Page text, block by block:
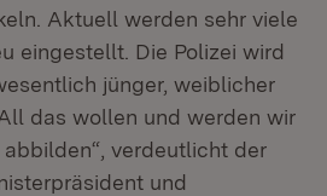
Aktuell werden sehr viele
eingestellt. Die Polizei wird
jünger, weiblicher
das wollen und werden wir
verdeutlicht der
und